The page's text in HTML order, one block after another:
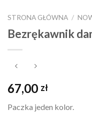
STRONA GŁÓWNA /
Bezrękawnik
67,00 zł
Paczka jeden kolor.